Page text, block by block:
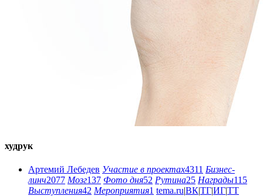
худрук
Артемий Лебедев Участие в проектах4311 Бизнес-
линч2077 Мозг137 Фото дня52 Рутина25 Награды115
Выступления42 Мероприятия1 tema.ru|ВК|ТГ|ИГ|ТТ